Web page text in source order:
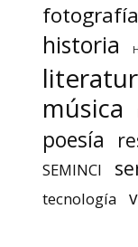
fotografía
historia
música
poesía
SEMINCI
tecnología